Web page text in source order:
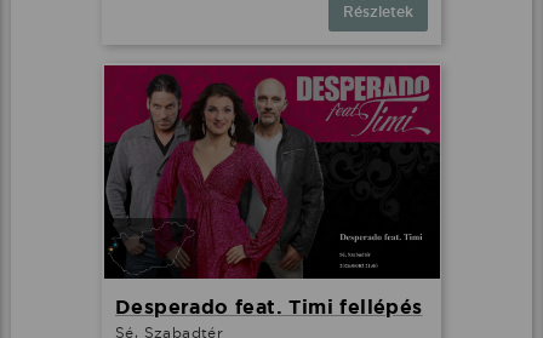
Részletek
Desperado feat. Timi fellépés
Sé, Szabadtér